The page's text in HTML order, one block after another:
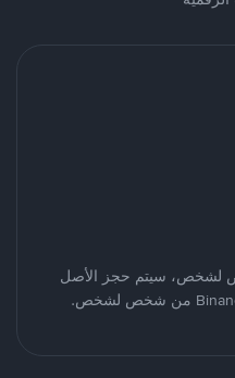
لشخص، سيتم حجز الأصل